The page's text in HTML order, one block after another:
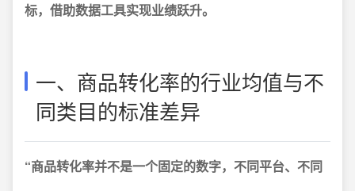
标，借助数据工具实现业绩跃升。
一、商品转化率的行业均值与不
同类目的标准差异
“商品转化率并不是一个固定的数字，不同平台、不同